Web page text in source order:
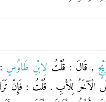
, قَالَ : قُلْتُ لِابْنِ طَاوُسٍ
لِلْأَبِ , قُلْتُ : فَإِنْ تَرَكَ